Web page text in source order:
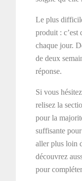
Le plus
produit : c’est
chaque jour.
de deux
réponse.
Si vous
relisez la
pour la
suffisante
aller plus loin
découvrez
pour